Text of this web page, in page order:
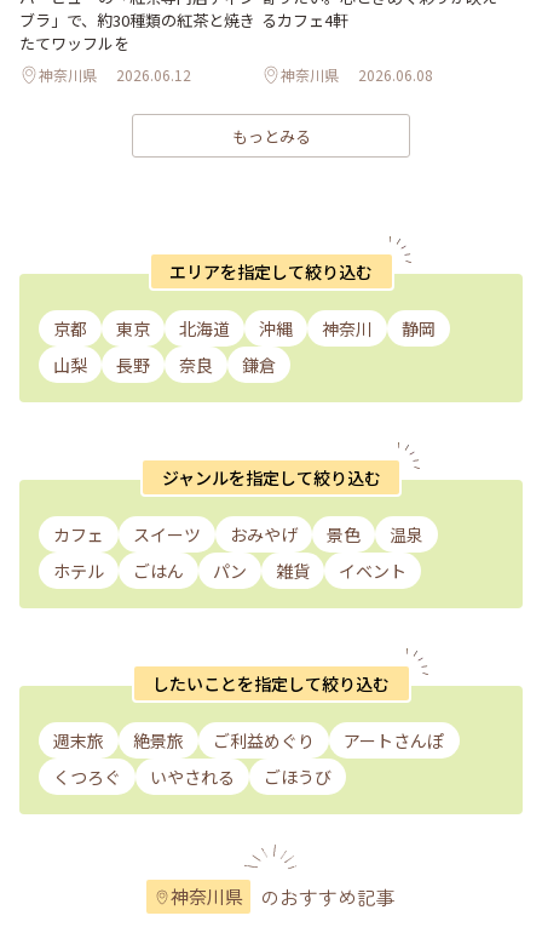
ブラ」で、約30種類の紅茶と焼き
たてワッフルを
神奈川県 2026.06.12
るカフェ4軒
神奈川県 2026.06.08
もっとみる
エリアを指定して絞り込む
京都 東京 北海道 沖縄 神奈川
静岡
山梨
長野 奈良 鎌倉
ジャンルを指定して絞り込む
カフェ スイーツ おみやげ 景色
温泉
ホテル
ごはん パン 雑貨 イベント
したいことを指定して絞り込む
週末旅 絶景旅 ご利益めぐり
アートさんぽ
くつろぐ
いやされる ごほうび
神奈川県 のおすすめ記事